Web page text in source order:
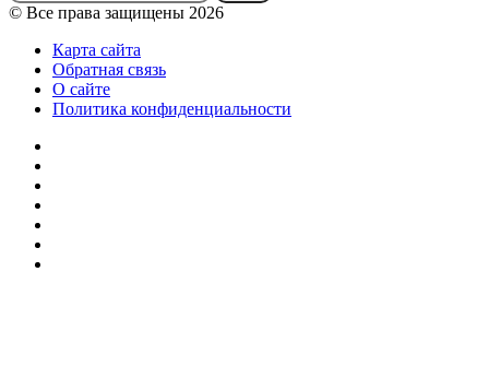
© Все права защищены 2026
Карта сайта
Обратная связь
О сайте
Политика конфиденциальности